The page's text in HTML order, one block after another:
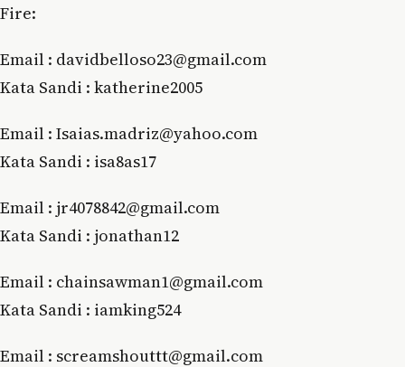
Fire:
Email : davidbelloso23@gmail.com
Kata Sandi : katherine2005
Email : Isaias.madriz@yahoo.com
Kata Sandi : isa8as17
Email : jr4078842@gmail.com
Kata Sandi : jonathan12
Email : chainsawman1@gmail.com
Kata Sandi : iamking524
Email : ѕсrеаmѕhоuttt@gmаіl.соm